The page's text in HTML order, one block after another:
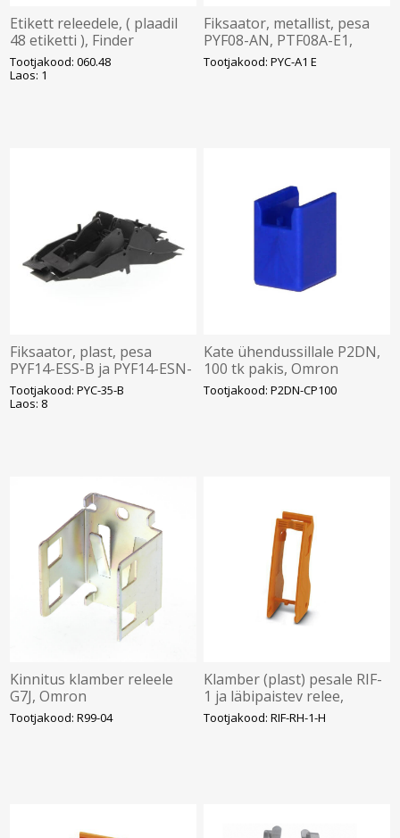
Etikett releedele, ( plaadil
48 etiketti ), Finder
Tootjakood: 060.48
Laos: 1
Fiksaator, metallist, pesa
PYF08-AN, PTF08A-E1,
Omron
Tootjakood: PYC-A1 E
Fiksaator, plast, pesa
PYF14-ESS-B ja PYF14-ESN-
B-le, pakk 10tk,Omron
Tootjakood: PYC-35-B
Laos: 8
Kate ühendussillale P2DN,
100 tk pakis, Omron
Tootjakood: P2DN-CP100
Kinnitus klamber releele
G7J, Omron
Tootjakood: R99-04
Klamber (plast) pesale RIF-
1 ja läbipaistev relee,
Phoenix
Tootjakood: RIF-RH-1-H